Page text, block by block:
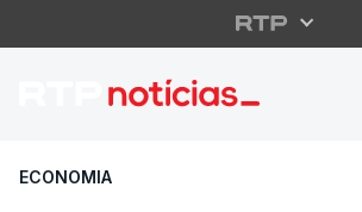
Combustíveis.
ECONOMIA